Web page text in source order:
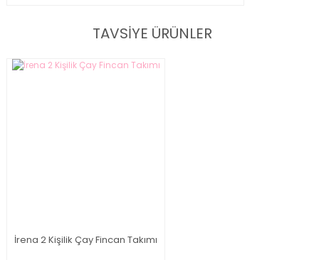
TAVSİYE ÜRÜNLER
İrena 2 Kişilik Çay Fincan Takımı